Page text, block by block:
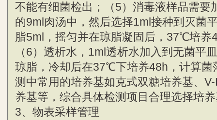
不能有细菌检出；（5）消毒液样品需要
的9ml肉汤中，然后选择1ml接种到灭菌
脂5ml，摇匀并在琼脂凝固后，37℃培养
（6）透析水，1ml透析水加入到无菌平
琼脂，冷却后在37℃下培养48h，计算菌
测中常用的培养基如克式双糖培养基、
养基等，综合具体检测项目合理选择培
3、物表采样管理